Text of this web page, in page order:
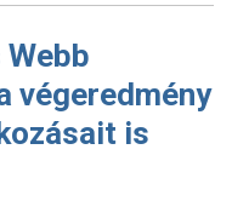
végeredmény
is